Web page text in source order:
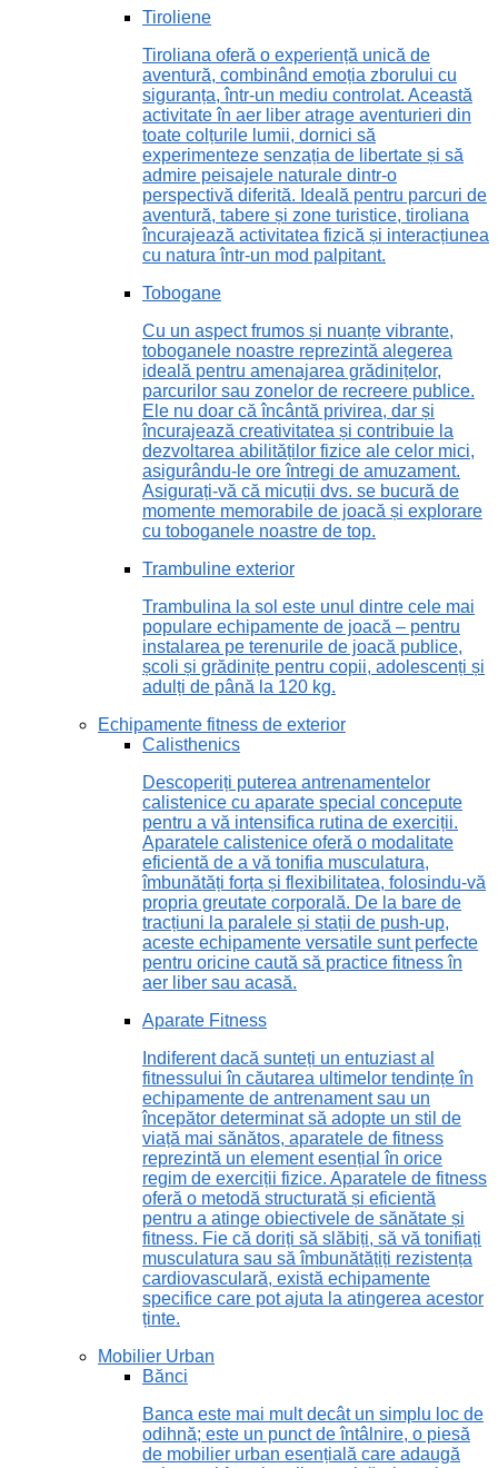
Tiroliene
Tiroliana oferă o experiență unică de
aventură, combinând emoția zborului cu
siguranța, într-un mediu controlat. Această
activitate în aer liber atrage aventurieri din
toate colțurile lumii, dornici să
experimenteze senzația de libertate și să
admire peisajele naturale dintr-o
perspectivă diferită. Ideală pentru parcuri de
aventură, tabere și zone turistice, tiroliana
încurajează activitatea fizică și interacțiunea
cu natura într-un mod palpitant.
Tobogane
Cu un aspect frumos și nuanțe vibrante,
toboganele noastre reprezintă alegerea
ideală pentru amenajarea grădinițelor,
parcurilor sau zonelor de recreere publice.
Ele nu doar că încântă privirea, dar și
încurajează creativitatea și contribuie la
dezvoltarea abilităților fizice ale celor mici,
asigurându-le ore întregi de amuzament.
Asigurați-vă că micuții dvs. se bucură de
momente memorabile de joacă și explorare
cu toboganele noastre de top.
Trambuline exterior
Trambulina la sol este unul dintre cele mai
populare echipamente de joacă – pentru
instalarea pe terenurile de joacă publice,
școli și grădinițe pentru copii, adolescenți și
adulți de până la 120 kg.
Echipamente fitness de exterior
Calisthenics
Descoperiți puterea antrenamentelor
calistenice cu aparate special concepute
pentru a vă intensifica rutina de exerciții.
Aparatele calistenice oferă o modalitate
eficientă de a vă tonifia musculatura,
îmbunătăți forța și flexibilitatea, folosindu-vă
propria greutate corporală. De la bare de
tracțiuni la paralele și stații de push-up,
aceste echipamente versatile sunt perfecte
pentru oricine caută să practice fitness în
aer liber sau acasă.
Aparate Fitness
Indiferent dacă sunteți un entuziast al
fitnessului în căutarea ultimelor tendințe în
echipamente de antrenament sau un
începător determinat să adopte un stil de
viață mai sănătos, aparatele de fitness
reprezintă un element esențial în orice
regim de exerciții fizice. Aparatele de fitness
oferă o metodă structurată și eficientă
pentru a atinge obiectivele de sănătate și
fitness. Fie că doriți să slăbiți, să vă tonifiați
musculatura sau să îmbunătățiți rezistența
cardiovasculară, există echipamente
specifice care pot ajuta la atingerea acestor
ținte.
Mobilier Urban
Bănci
Banca este mai mult decât un simplu loc de
odihnă; este un punct de întâlnire, o piesă
de mobilier urban esențială care adaugă